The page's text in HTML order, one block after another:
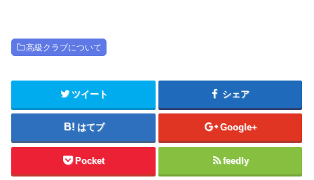
高級クラブについて
ツイート シェア
はてブ Google+
Pocket feedly